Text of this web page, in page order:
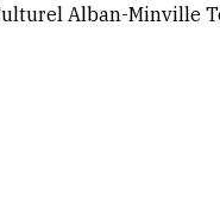
Alban-Minville